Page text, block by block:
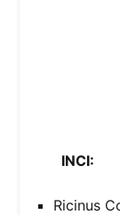
INCI:
Ricinus